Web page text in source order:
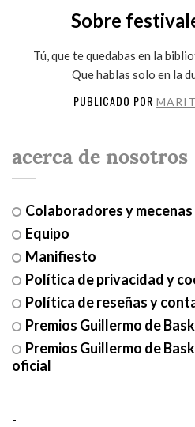
Sobre
Tú, que te quedabas en la
Que hablas solo en la
PUBLICADO POR
acerca de nosotros
Colaboradores y mecenas
Equipo
Manifiesto
Política de privacidad y
Política de reseñas y
Premios Guillermo de
Premios Guillermo de
oficial
-